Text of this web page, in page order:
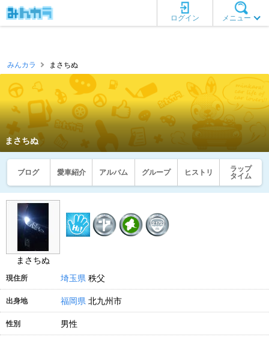
メニュー
ログイン
みんカラ まさちぬ
まさちぬ
ブログ 愛車紹介 アルバム グループ ヒストリ
ラップ
タイム
まさちぬ
現住所 埼玉県 秩父
出身地 福岡県 北九州市
性別 男性